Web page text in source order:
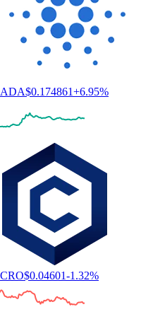
ADA$0.174861+6.95%
CRO$0.04601-1.32%